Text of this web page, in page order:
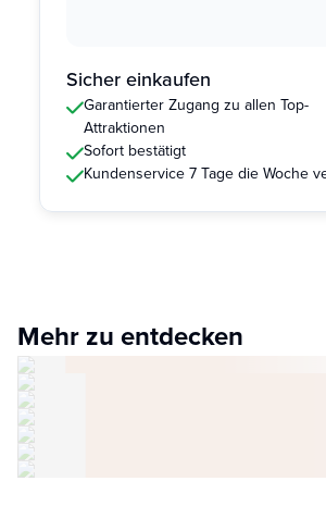
Sicher einkaufen
Garantierter Zugang zu allen Top-
Attraktionen
Sofort bestätigt
Kundenservice 7 Tage die Woche
Mehr zu entdecken